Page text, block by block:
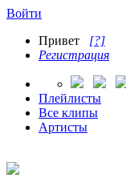
Войти
Привет [?]
Регистрация
Плейлисты
Все клипы
Артисты